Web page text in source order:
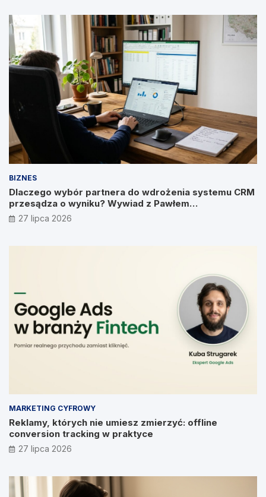
BIZNES
Dlaczego wybór partnera do wdrożenia systemu CRM
przesądza o wyniku? Wywiad z Pawłem
Prymakowskim, CEO IT Vision
27 lipca 2026
MARKETING CYFROWY
Reklamy, których nie umiesz zmierzyć: offline
conversion tracking w praktyce
27 lipca 2026